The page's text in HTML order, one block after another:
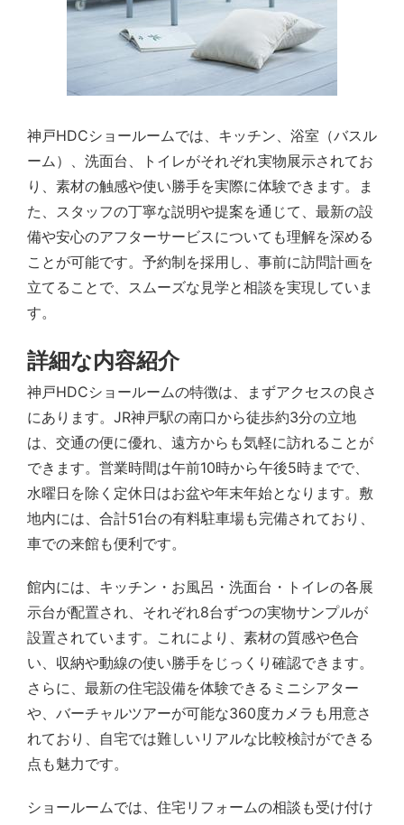
神戸HDCショールームでは、キッチン、浴室（バスル
ーム）、洗面台、トイレがそれぞれ実物展示されてお
り、素材の触感や使い勝手を実際に体験できます。ま
た、スタッフの丁寧な説明や提案を通じて、最新の設
備や安心のアフターサービスについても理解を深める
ことが可能です。予約制を採用し、事前に訪問計画を
立てることで、スムーズな見学と相談を実現していま
す。
詳細な内容紹介
神戸HDCショールームの特徴は、まずアクセスの良さ
にあります。JR神戸駅の南口から徒歩約3分の立地
は、交通の便に優れ、遠方からも気軽に訪れることが
できます。営業時間は午前10時から午後5時までで、
水曜日を除く定休日はお盆や年末年始となります。敷
地内には、合計51台の有料駐車場も完備されており、
車での来館も便利です。
館内には、キッチン・お風呂・洗面台・トイレの各展
示台が配置され、それぞれ8台ずつの実物サンプルが
設置されています。これにより、素材の質感や色合
い、収納や動線の使い勝手をじっくり確認できます。
さらに、最新の住宅設備を体験できるミニシアター
や、バーチャルツアーが可能な360度カメラも用意さ
れており、自宅では難しいリアルな比較検討ができる
点も魅力です。
ショールームでは、住宅リフォームの相談も受け付け